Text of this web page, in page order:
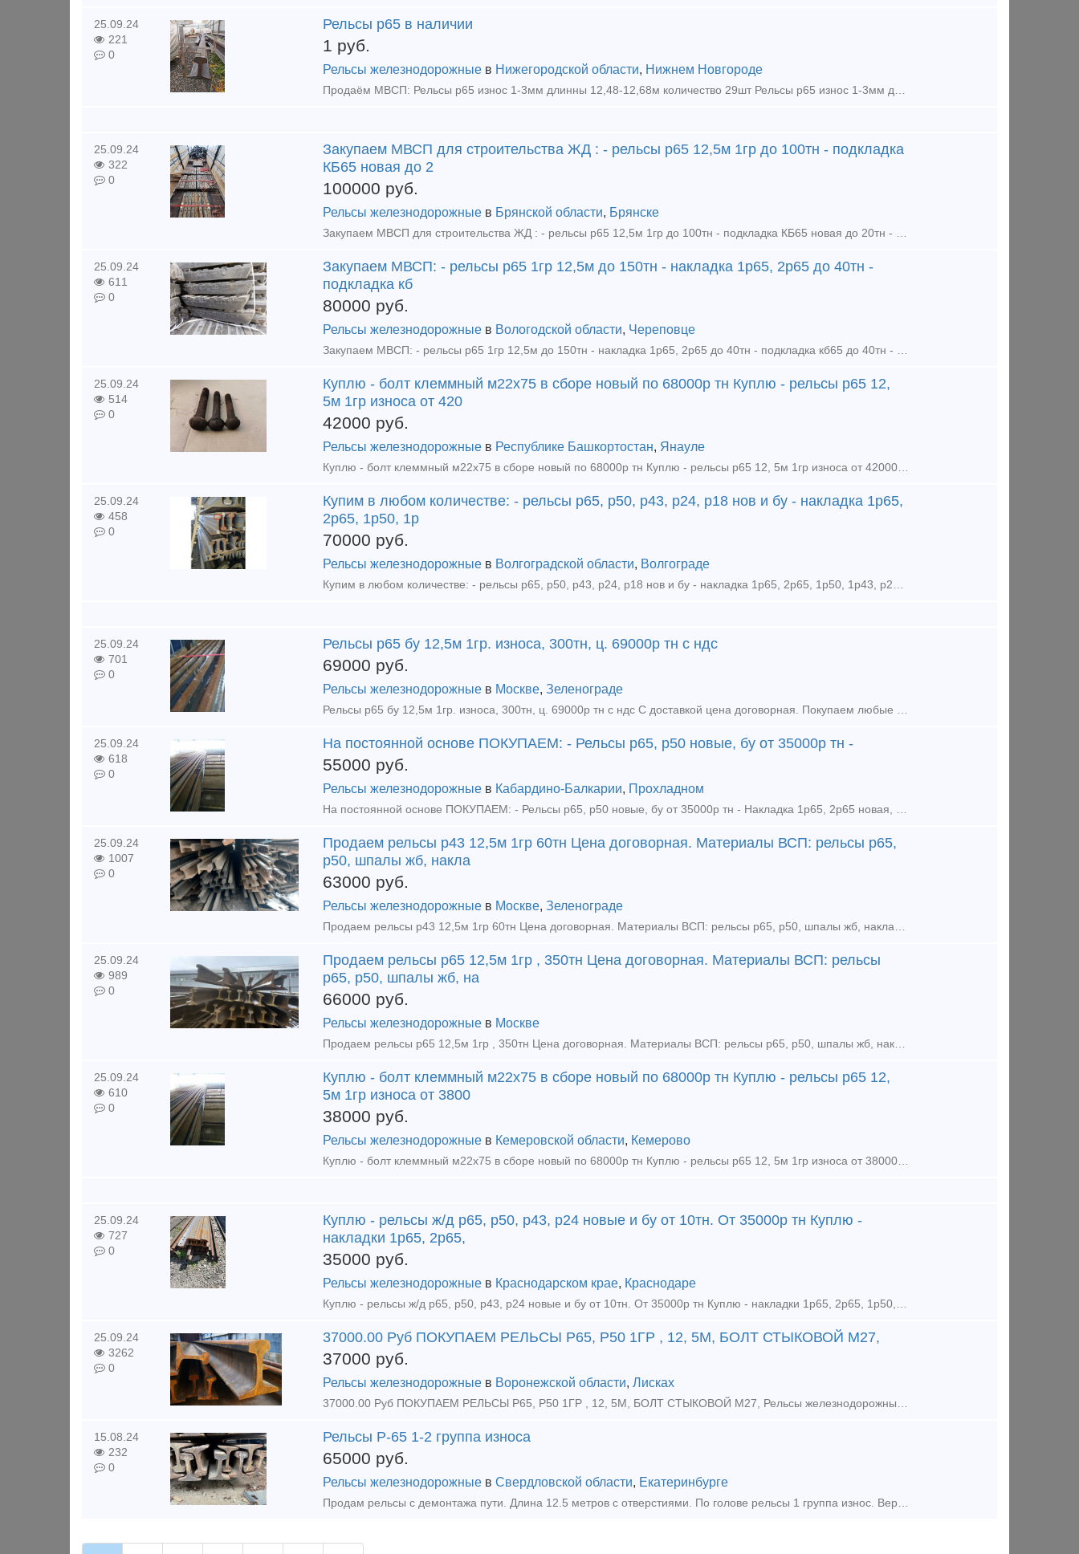
25.09.24
221
0
Рельсы р65 в наличии
1 руб.
Рельсы железнодорожные в Нижегородской области, Нижнем Новгороде
Продаём МВСП: Рельсы р65 износ 1-3мм длинны 12,48-12,68м количество 29шт Рельсы р65 износ 1-3мм длинны 11,40-11,88м количество 10шт Рельсы р65 износ 1-2мм длинны 9,88м количество 4шт Рельс
25.09.24
322
0
Закупаем МВСП для строительства ЖД : - рельсы р65 12,5м 1гр до 100тн - подкладка
КБ65 новая до 2
100000 руб.
Рельсы железнодорожные в Брянской области, Брянске
Закупаем МВСП для строительства ЖД : - рельсы р65 12,5м 1гр до 100тн - подкладка КБ65 новая до 20тн - подкладка КД65 новая и бу до 20тн - болт клеммный м22х75 новый голый и в сборе, новый и бу
25.09.24
611
0
Закупаем МВСП: - рельсы р65 1гр 12,5м до 150тн - накладка 1р65, 2р65 до 40тн -
подкладка кб
80000 руб.
Рельсы железнодорожные в Вологодской области, Череповце
Закупаем МВСП: - рельсы р65 1гр 12,5м до 150тн - накладка 1р65, 2р65 до 40тн - подкладка кб65 до 40тн - болт клеммный 22х75 до 20тн - болт закладной 22х175 до 20тн - клемма пк
25.09.24
514
0
Куплю - болт клеммный м22х75 в сборе новый по 68000р тн Куплю - рельсы р65 12,
5м 1гр износа от 420
42000 руб.
Рельсы железнодорожные в Республике Башкортостан, Янауле
Куплю - болт клеммный м22х75 в сборе новый по 68000р тн Куплю - рельсы р65 12, 5м 1гр износа от 42000р тн Куплю - комплектующие к стрелочным переводам р65, р50 новые и бу Куплю - подкладку ДН6-65 н
25.09.24
458
0
Купим в любом количестве: - рельсы р65, р50, р43, р24, р18 нов и бу - накладка 1р65,
2р65, 1р50, 1р
70000 руб.
Рельсы железнодорожные в Волгоградской области, Волгограде
Купим в любом количестве: - рельсы р65, р50, р43, р24, р18 нов и бу - накладка 1р65, 2р65, 1р50, 1р43, р24, р18 нов и бу - подкладка кб65, кд65, кб50, ск65, сд65, дн6-65, д65, д50, д43, д24, д18
25.09.24
701
0
Рельсы р65 бу 12,5м 1гр. износа, 300тн, ц. 69000р тн с ндс
69000 руб.
Рельсы железнодорожные в Москве, Зеленограде
Рельсы р65 бу 12,5м 1гр. износа, 300тн, ц. 69000р тн с ндс С доставкой цена договорная. Покупаем любые материалы ВСП, вагонные запчасти во всех регионах РФ: рельсы, стрелочные переводы, подкладк
25.09.24
618
0
На постоянной основе ПОКУПАЕМ: - Рельсы р65, р50 новые, бу от 35000р тн -
55000 руб.
Рельсы железнодорожные в Кабардино-Балкарии, Прохладном
На постоянной основе ПОКУПАЕМ: - Рельсы р65, р50 новые, бу от 35000р тн - Накладка 1р65, 2р65 новая, бу от 40000р тн - Подкладка КБ65, КД65, КБ50, СК65, СД65, Д65, ДН6-65 новая, бу - Клемм
25.09.24
1007
0
Продаем рельсы р43 12,5м 1гр 60тн Цена договорная. Материалы ВСП: рельсы р65,
р50, шпалы жб, накла
63000 руб.
Рельсы железнодорожные в Москве, Зеленограде
Продаем рельсы р43 12,5м 1гр 60тн Цена договорная. Материалы ВСП: рельсы р65, р50, шпалы жб, накладки 2р65, подкладка кб65, кд65, д65, сд65, ск65, дн6-65,болс клеммный,закладной,стыковой м27х160
25.09.24
989
0
Продаем рельсы р65 12,5м 1гр , 350тн Цена договорная. Материалы ВСП: рельсы
р65, р50, шпалы жб, на
66000 руб.
Рельсы железнодорожные в Москве
Продаем рельсы р65 12,5м 1гр , 350тн Цена договорная. Материалы ВСП: рельсы р65, р50, шпалы жб, накладки 2р65, подкладка кб65, кд65, д65, сд65, ск65, дн6-65, тел. +79302110210 watsapp тел.
25.09.24
610
0
Куплю - болт клеммный м22х75 в сборе новый по 68000р тн Куплю - рельсы р65 12,
5м 1гр износа от 3800
38000 руб.
Рельсы железнодорожные в Кемеровской области, Кемерово
Куплю - болт клеммный м22х75 в сборе новый по 68000р тн Куплю - рельсы р65 12, 5м 1гр износа от 38000р тн Куплю - комплектующие к стрелочным переводам р65, р50 новые и бу Куплю - подкладку ДН6-65 н
25.09.24
727
0
Куплю - рельсы ж/д р65, р50, р43, р24 новые и бу от 10тн. От 35000р тн Куплю -
накладки 1р65, 2р65,
35000 руб.
Рельсы железнодорожные в Краснодарском крае, Краснодаре
Куплю - рельсы ж/д р65, р50, р43, р24 новые и бу от 10тн. От 35000р тн Куплю - накладки 1р65, 2р65, 1р50, 1р43, р24 новые и бу от 0, 5тн. От 35000р тн Куплю - подкладки кб65, кд65, кб50, кд50, д
25.09.24
3262
0
37000.00 Руб ПОКУПАЕМ РЕЛЬСЫ Р65, Р50 1ГР , 12, 5М, БОЛТ СТЫКОВОЙ М27,
37000 руб.
Рельсы железнодорожные в Воронежской области, Лисках
37000.00 Руб ПОКУПАЕМ РЕЛЬСЫ Р65, Р50 1ГР , 12, 5М, БОЛТ СТЫКОВОЙ М27, Рельсы железнодорожные Р65, Р50, Р43, р33, р24, р18 Закупаю, покупаем, спрос : Рельсы р65 , рельсы р50 новые и бу Стрелочны
15.08.24
232
0
Рельсы Р-65 1-2 группа износа
65000 руб.
Рельсы железнодорожные в Свердловской области, Екатеринбурге
Продам рельсы с демонтажа пути. Длина 12.5 метров с отверстиями. По голове рельсы 1 группа износ. Вертикальный износ около 2-5 мм, боковой 1-3 мм. в наличии 27 палок и одна палка немерная 12,38 м., 1